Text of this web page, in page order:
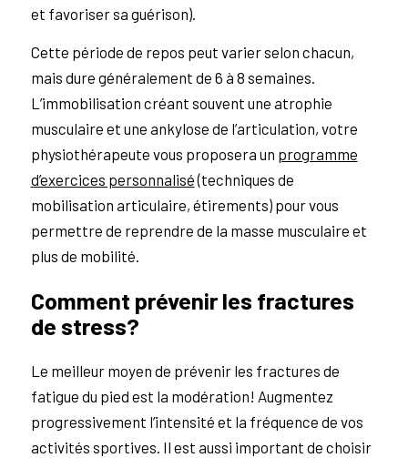
et favoriser sa guérison).
Cette période de repos peut varier selon chacun,
mais dure généralement de 6 à 8 semaines.
L’immobilisation créant souvent une atrophie
musculaire et une ankylose de l’articulation, votre
physiothérapeute vous proposera un programme
d’exercices personnalisé(techniques de
mobilisation articulaire, étirements) pour vous
permettre de reprendre de la masse musculaire et
plus de mobilité.
Comment prévenir les fractures
de stress?
Le meilleur moyen de prévenir les fractures de
fatigue du pied est la modération! Augmentez
progressivement l’intensité et la fréquence de vos
activités sportives. Il est aussi important de choisir